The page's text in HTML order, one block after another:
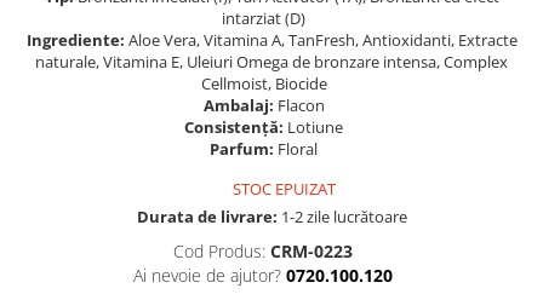
intarziat (D)
Ingrediente: Aloe Vera, Vitamina A, TanFresh, Antioxidanti, Extracte
naturale, Vitamina E, Uleiuri Omega de bronzare intensa, Complex
Cellmoist, Biocide
Ambalaj: Flacon
Consistență: Lotiune
Parfum: Floral
STOC EPUIZAT
Durata de livrare: 1-2 zile lucrătoare
Cod Produs: CRM-0223
Ai nevoie de ajutor? 0720.100.120